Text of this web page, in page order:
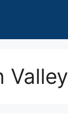
Valley